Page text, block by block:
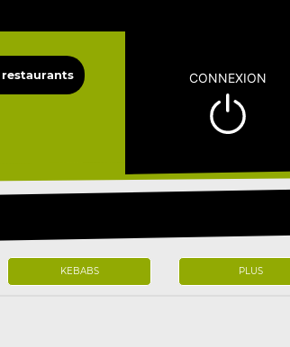
CONNEXION
KEBABS PLUS